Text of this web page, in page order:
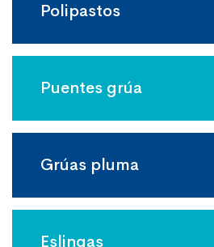
Polipastos
Puentes grúa
Grúas pluma
Eslingas